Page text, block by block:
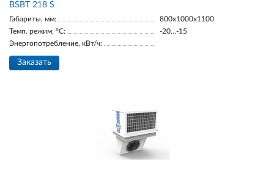
BSBT 218 S
Габариты, мм:
800х1000х1100
Темп. режим, °С:
-20…-15
Энергопотребление, кВт/ч:
Заказать